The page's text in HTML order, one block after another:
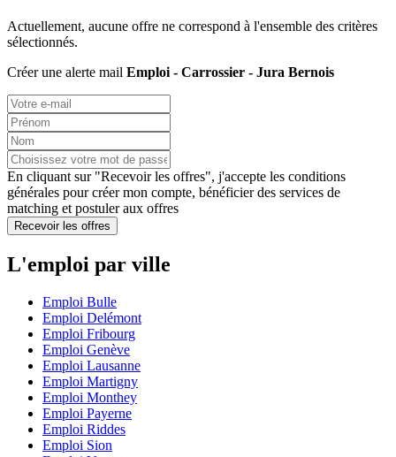
Actuellement, aucune offre ne correspond à l'ensemble des critères
sélectionnés.
Créer une alerte mail Emploi - Carrossier - Jura Bernois
En cliquant sur "Recevoir les offres", j'accepte les conditions
générales pour créer mon compte, bénéficier des services de
matching et postuler aux offres
Recevoir les offres
L'emploi par ville
Emploi Bulle
Emploi Delémont
Emploi Fribourg
Emploi Genève
Emploi Lausanne
Emploi Martigny
Emploi Monthey
Emploi Payerne
Emploi Riddes
Emploi Sion